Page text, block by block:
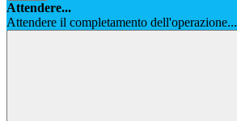
Attendere...
Attendere il completamento dell'operazione...